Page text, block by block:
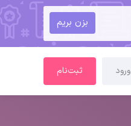
بزن بریم
ورود ثبت‌نام